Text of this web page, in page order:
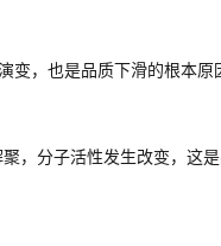
，也是品质下滑的根本原
，分子活性发生改变，这